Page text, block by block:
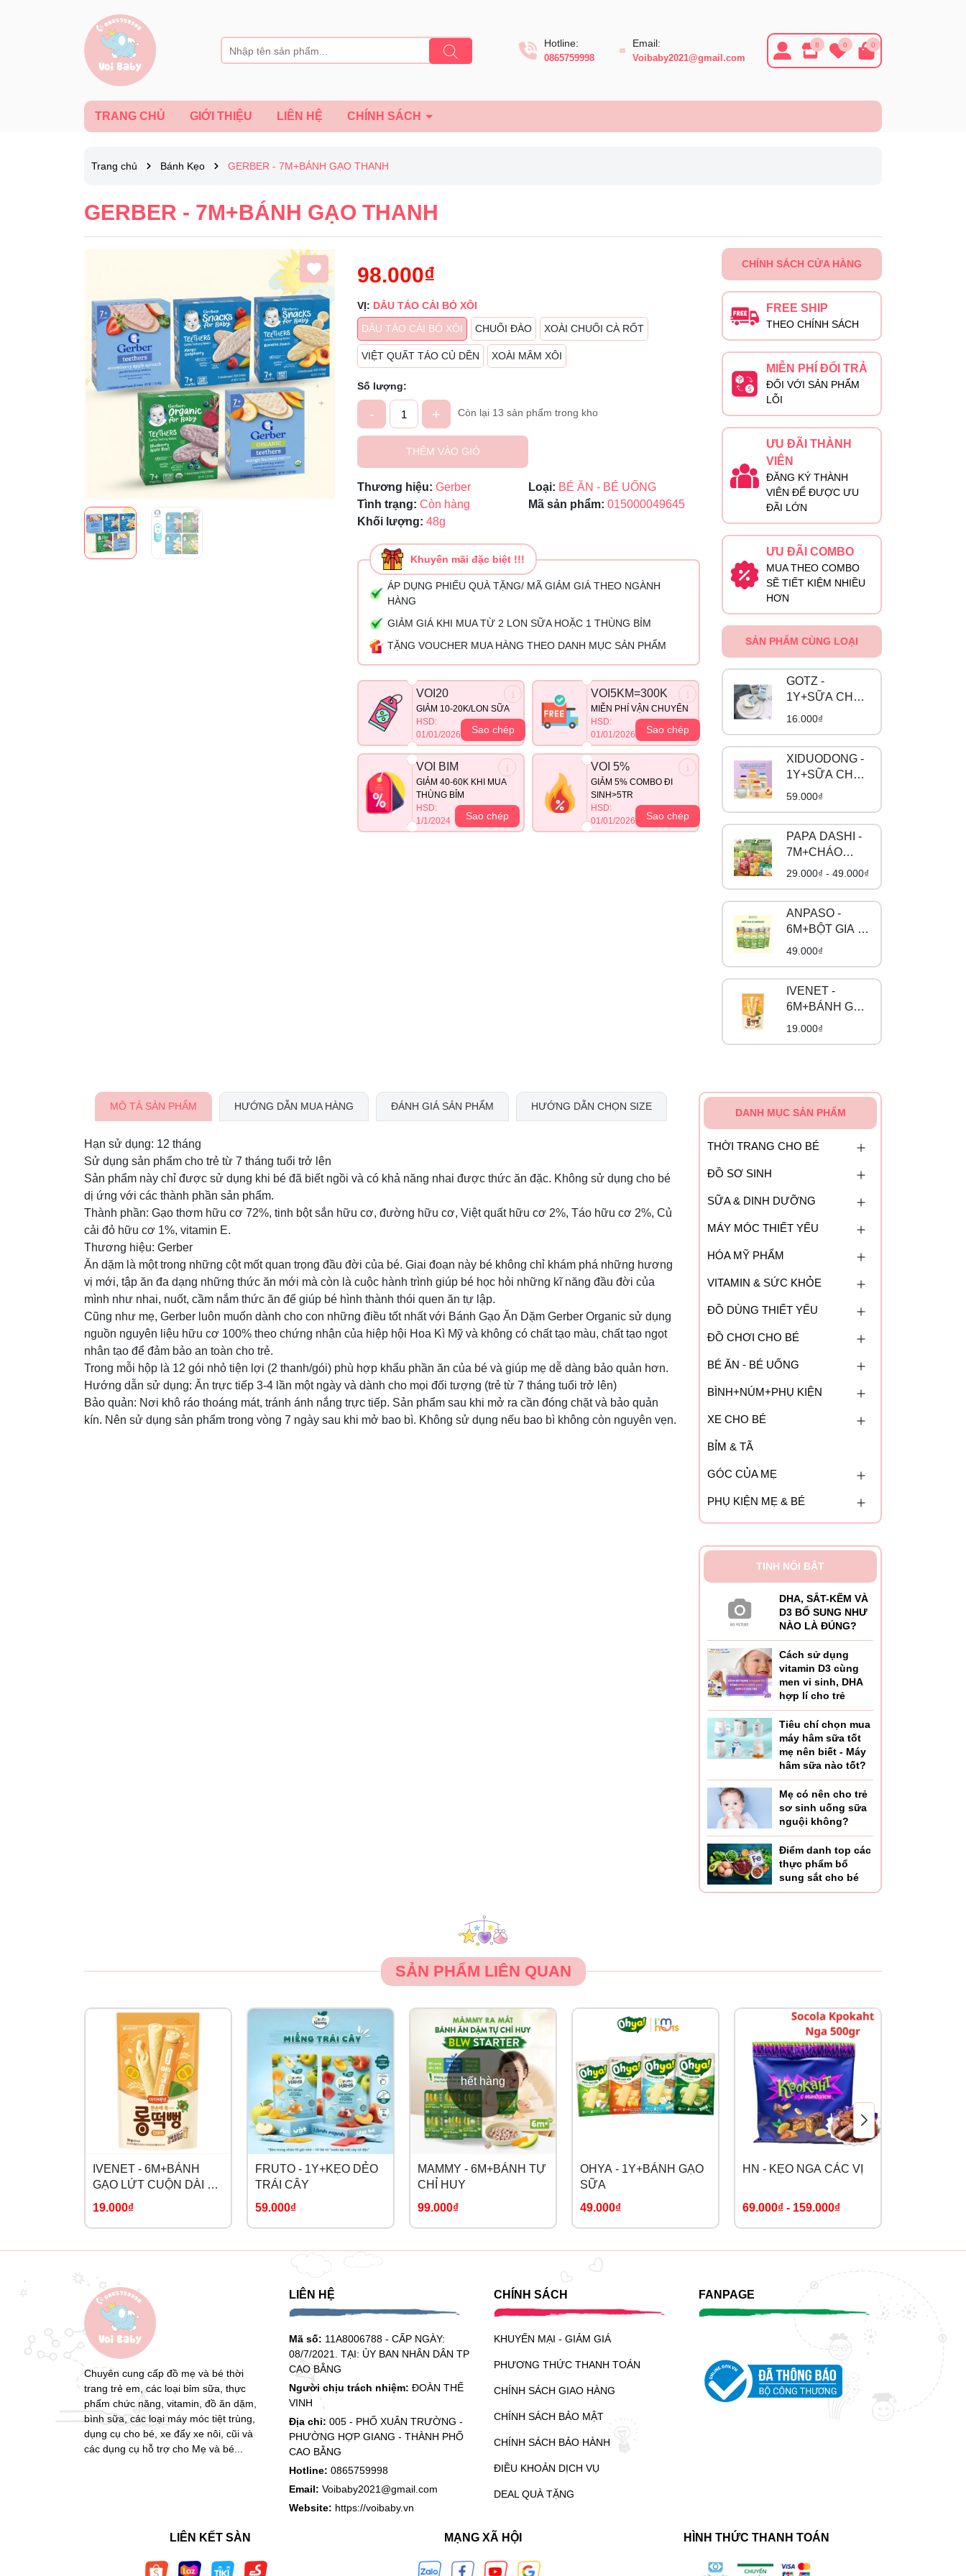
Hotline:
0865759998
Email:
Voibaby2021@gmail.com
8 0 0
TRANG CHỦ GIỚI THIỆU LIÊN HỆ CHÍNH SÁCH
Trang chủ Bánh Kẹo GERBER - 7M+BÁNH GẠO THANH
GERBER - 7M+BÁNH GẠO THANH
98.000₫
VỊ: DÂU TÁO CẢI BÓ XÔI
DÂU TÁO CẢI BÓ XÔI
CHUỐI ĐÀO XOÀI CHUỐI CÀ RỐT
VIỆT QUẤT TÁO CỦ DỀN XOÀI MÂM XÔI
Số lượng:
- + Còn lại 13 sản phẩm trong kho
THÊM VÀO GIỎ
Thương hiệu: Gerber Loại: BÉ ĂN - BÉ UỐNG
Tình trạng: Còn hàng Mã sản phẩm: 015000049645
Khối lượng: 48g
Khuyến mãi đặc biệt !!!
ÁP DỤNG PHIẾU QUÀ TẶNG/ MÃ GIẢM GIÁ THEO NGÀNH
HÀNG
GIẢM GIÁ KHI MUA TỪ 2 LON SỮA HOẶC 1 THÙNG BỈM
TẶNG VOUCHER MUA HÀNG THEO DANH MỤC SẢN PHẨM
VOI20
GIẢM 10-20K/LON SỮA
HSD:
01/01/2026
Sao chép
VOI5KM=300K
MIỄN PHÍ VẬN CHUYỂN
HSD:
01/01/2026
Sao chép
VOI BIM
GIẢM 40-60K KHI MUA
THÙNG BỈM
HSD:
1/1/2024
Sao chép
VOI 5%
GIẢM 5% COMBO ĐI
SINH>5TR
HSD:
01/01/2026
Sao chép
Mã giảm giá:
Điều kiện:
CHÍNH SÁCH CỬA HÀNG
FREE SHIP
THEO CHÍNH SÁCH
MIỄN PHÍ ĐỔI TRẢ
ĐỐI VỚI SẢN PHẨM
LỖI
ƯU ĐÃI THÀNH
VIÊN
ĐĂNG KÝ THÀNH
VIÊN ĐỂ ĐƯỢC ƯU
ĐÃI LỚN
ƯU ĐÃI COMBO
MUA THEO COMBO
SẼ TIẾT KIỆM NHIỀU
HƠN
SẢN PHẨM CÙNG LOẠI
GOTZ -
1Y+SỮA CHUA
CÓ ĐƯỜNG
16.000₫
XIDUODONG -
1Y+SỮA CHUA
UỐNG LÊN
59.000₫
PAPA DASHI -
7M+CHÁO
TƯƠI
29.000₫ - 49.000₫
ANPASO -
6M+BỘT GIA VỊ
HỮU CƠ
49.000₫
IVENET -
6M+BÁNH GẠO
LỨT CUỘN DÀI
19.000₫
MÔ TẢ SẢN PHẨM HƯỚNG DẪN MUA HÀNG ĐÁNH GIÁ SẢN PHẨM HƯỚNG DẪN CHỌN SIZE
Hạn sử dụng: 12 tháng
Sử dụng sản phẩm cho trẻ từ 7 tháng tuổi trở lên
Sản phẩm này chỉ được sử dụng khi bé đã biết ngồi và có khả năng nhai được thức ăn đặc. Không sử dụng cho bé
dị ứng với các thành phần sản phẩm.
Thành phần: Gạo thơm hữu cơ 72%, tinh bột sắn hữu cơ, đường hữu cơ, Việt quất hữu cơ 2%, Táo hữu cơ 2%, Củ
cải đỏ hữu cơ 1%, vitamin E.
Thương hiệu: Gerber
Ăn dặm là một trong những cột mốt quan trọng đầu đời của bé. Giai đoạn này bé không chỉ khám phá những hương
vị mới, tập ăn đa dạng những thức ăn mới mà còn là cuộc hành trình giúp bé học hỏi những kĩ năng đầu đời của
mình như nhai, nuốt, cầm nắm thức ăn để giúp bé hình thành thói quen ăn tự lập.
Cũng như mẹ, Gerber luôn muốn dành cho con những điều tốt nhất với Bánh Gạo Ăn Dặm Gerber Organic sử dụng
nguồn nguyên liệu hữu cơ 100% theo chứng nhận của hiệp hội Hoa Kì Mỹ và không có chất tạo màu, chất tạo ngọt
nhân tạo để đảm bảo an toàn cho trẻ.
Trong mỗi hộp là 12 gói nhỏ tiện lợi (2 thanh/gói) phù hợp khẩu phần ăn của bé và giúp mẹ dễ dàng bảo quản hơn.
Hướng dẫn sử dụng: Ăn trực tiếp 3-4 lần một ngày và dành cho mọi đối tượng (trẻ từ 7 tháng tuổi trở lên)
Bảo quản: Nơi khô ráo thoáng mát, tránh ánh nắng trực tiếp. Sản phẩm sau khi mở ra cần đóng chặt và bảo quản
kín. Nên sử dụng sản phẩm trong vòng 7 ngày sau khi mở bao bì. Không sử dụng nếu bao bì không còn nguyên vẹn.
DANH MỤC SẢN PHẨM
THỜI TRANG CHO BÉ
ĐỒ SƠ SINH
SỮA & DINH DƯỠNG
MÁY MÓC THIẾT YẾU
HÓA MỸ PHẨM
VITAMIN & SỨC KHỎE
ĐỒ DÙNG THIẾT YẾU
ĐỒ CHƠI CHO BÉ
BÉ ĂN - BÉ UỐNG
BÌNH+NÚM+PHỤ KIỆN
XE CHO BÉ
BỈM & TÃ
GÓC CỦA MẸ
PHỤ KIỆN MẸ & BÉ
TINH NỔI BẬT
DHA, SẮT-KẼM VÀ
D3 BỔ SUNG NHƯ
NÀO LÀ ĐÚNG?
Cách sử dụng
vitamin D3 cùng
men vi sinh, DHA
hợp lí cho trẻ
Tiêu chí chọn mua
máy hâm sữa tốt
mẹ nên biết - Máy
hâm sữa nào tốt?
Mẹ có nên cho trẻ
sơ sinh uống sữa
nguội không?
Điểm danh top các
thực phẩm bổ
sung sắt cho bé
SẢN PHẨM LIÊN QUAN
IVENET - 6M+BÁNH
GẠO LỨT CUỘN DÀI VỊ
BÍ NGÔ NGỌT
19.000₫
FRUTO - 1Y+KẸO DẺO
TRÁI CÂY
59.000₫
hết hàng
MAMMY - 6M+BÁNH TỰ
CHỈ HUY
99.000₫
OHYA - 1Y+BÁNH GẠO
SỮA
49.000₫
HN - KẸO NGA CÁC VỊ
69.000₫ - 159.000₫
Chuyên cung cấp đồ mẹ và bé thời
trang trẻ em, các loại bỉm sữa, thực
phẩm chức năng, vitamin, đồ ăn dặm,
bình sữa, các loại máy móc tiệt trùng,
dụng cụ cho bé, xe đẩy xe nôi, cũi và
các dụng cụ hỗ trợ cho Mẹ và bé...
LIÊN HỆ
Mã số: 11A8006788 - CẤP NGÀY:
08/7/2021. TẠI: ỦY BAN NHÂN DÂN TP
CAO BẰNG
Người chịu trách nhiệm: ĐOÀN THẾ
VINH
Địa chỉ: 005 - PHỐ XUÂN TRƯỜNG -
PHƯỜNG HỢP GIANG - THÀNH PHỐ
CAO BẰNG
Hotline: 0865759998
Email: Voibaby2021@gmail.com
Website: https://voibaby.vn
CHÍNH SÁCH
KHUYẾN MẠI - GIẢM GIÁ
PHƯƠNG THỨC THANH TOÁN
CHÍNH SÁCH GIAO HÀNG
CHÍNH SÁCH BẢO MẬT
CHÍNH SÁCH BẢO HÀNH
ĐIỀU KHOẢN DỊCH VỤ
DEAL QUÀ TẶNG
FANPAGE
LIÊN KẾT SÀN MẠNG XÃ HỘI HÌNH THỨC THANH TOÁN